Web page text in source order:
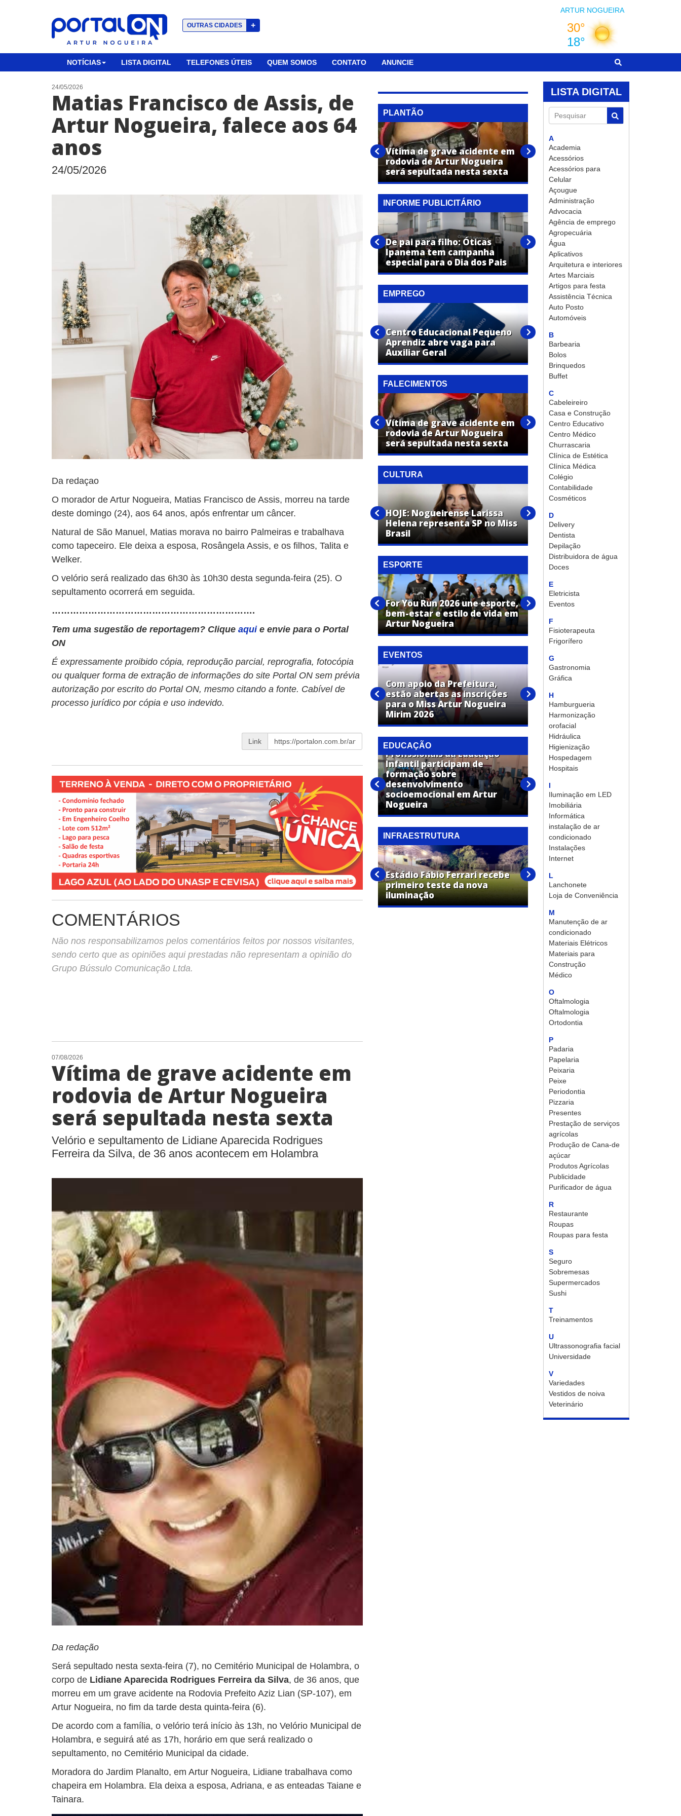
OUTRAS CIDADES +
ARTUR NOGUEIRA
NOTÍCIAS LISTA DIGITAL TELEFONES ÚTEIS QUEM SOMOS CONTATO ANUNCIE
24/05/2026
Matias Francisco de Assis, de
Artur Nogueira, falece aos 64
anos
24/05/2026
Da redaçao
O morador de Artur Nogueira, Matias Francisco de Assis, morreu na tarde
deste domingo (24), aos 64 anos, após enfrentar um câncer.
Natural de São Manuel , Matias morava no bairro Palmeiras e trabalhava
como tapeceiro. Ele deixa a esposa, Rosângela Assis, e os filhos, Talita e
Welker.
O velório será realizado das 6h30 às 10h30 desta segunda-feira (25). O
sepultamento ocorrerá em seguida.
………………………………………………………….
Tem uma sugestão de reportagem? Clique aqui e envie para o Portal
ON
É expressamente proibido cópia, reprodução parcial, reprografia, fotocópia
ou qualquer forma de extração de informações do site Portal ON sem prévia
autorização por escrito do Portal ON, mesmo citando a fonte. Cabível de
processo jurídico por cópia e uso indevido.
Link
COMENTÁRIOS
Não nos responsabilizamos pelos comentários feitos por nossos visitantes,
sendo certo que as opiniões aqui prestadas não representam a opinião do
Grupo Bússulo Comunicação Ltda.
07/08/2026
Vítima de grave acidente em
rodovia de Artur Nogueira
será sepultada nesta sexta
Velório e sepultamento de Lidiane Aparecida Rodrigues
Ferreira da Silva, de 36 anos acontecem em Holambra
Da redação
Será sepultado nesta sexta-feira (7), no Cemitério Municipal de Holambra, o
corpo de Lidiane Aparecida Rodrigues Ferreira da Silva, de 36 anos, que
morreu em um grave acidente na Rodovia Prefeito Aziz Lian (SP-107), em
Artur Nogueira, no fim da tarde desta quinta-feira (6).
De acordo com a família, o velório terá início às 13h, no Velório Municipal de
Holambra, e seguirá até as 17h, horário em que será realizado o
sepultamento, no Cemitério Municipal da cidade.
Moradora do Jardim Planalto, em Artur Nogueira, Lidiane trabalhava como
chapeira em Holambra. Ela deixa a esposa, Adriana, e as enteadas Taiane e
Tainara.
LISTA DIGITAL
Pesquisar
A
Academia
Acessórios
Acessórios para
Celular
Açougue
Administração
Advocacia
Agência de emprego
Agropecuária
Água
Aplicativos
Arquitetura e interiores
Artes Marciais
Artigos para festa
Assistência Técnica
Auto Posto
Automóveis
B
Barbearia
Bolos
Brinquedos
Buffet
C
Cabeleireiro
Casa e Construção
Centro Educativo
Centro Médico
Churrascaria
Clínica de Estética
Clínica Médica
Colégio
Contabilidade
Cosméticos
D
Delivery
Dentista
Depilação
Distribuidora de água
Doces
E
Eletricista
Eventos
F
Fisioterapeuta
Frigorífero
G
Gastronomia
Gráfica
H
Hamburgueria
Harmonização
orofacial
Hidráulica
Higienização
Hospedagem
Hospitais
I
Iluminação em LED
Imobiliária
Informática
instalação de ar
condicionado
Instalações
Internet
L
Lanchonete
Loja de Conveniência
M
Manutenção de ar
condicionado
Materiais Elétricos
Materiais para
Construção
Médico
O
Oftalmologia
Oftalmologia
Ortodontia
P
Padaria
Papelaria
Peixaria
Peixe
Periodontia
Pizzaria
Presentes
Prestação de serviços
agrícolas
Produção de Cana-de
açúcar
Produtos Agrícolas
Publicidade
Purificador de água
R
Restaurante
Roupas
Roupas para festa
S
Seguro
Sobremesas
Supermercados
Sushi
T
Treinamentos
U
Ultrassonografia facial
Universidade
V
Variedades
Vestidos de noiva
Veterinário
PLANTÃO
Vítima de grave acidente em
rodovia de Artur Nogueira
será sepultada nesta sexta
Identificada mulher que
morreu em grave acidente na
SP-107, em Artur Nogueira
INFORME PUBLICITÁRIO
Mais de 30 anos de confiança:
TKN Veículos tem opções para
todos os sonhos e
necessidades
De pai para filho: Óticas
Ipanema tem campanha
especial para o Dia dos Pais
Restaurante Sabor na Mesa é
o destino certo para celebrar
o Dia dos Pais em Artur
Nogueira
EMPREGO
Net Aki abre vaga para
Instalador de Internet
Centro Educacional Pequeno
Aprendiz abre vaga para
Auxiliar Geral
Macofer oferece
oportunidade de emprego em
Artur Nogueira!
FALECIMENTOS
Dimas José Huca, de Artur
Nogueira, falece aos 54 anos
Vítima de grave acidente em
rodovia de Artur Nogueira
será sepultada nesta sexta
Moradora de Artur Nogueira,
Maria Casturina Queiroz
morre aos 68 anos
CULTURA
1º ChamaArtur reúne
capoeiristas de diferentes
Artes
HOJE: Nogueirense Larissa
Helena representa SP no Miss
Brasil
Grupo de Artur Nogueira
conquista 12 premiações em
festival de dança
ESPORTE
Nogueira é prata nos Jogos
Regionais 2026
For You Run 2026 une esporte,
bem-estar e estilo de vida em
Artur Nogueira
Estádio Fábio Ferrari recebe
iluminação
EVENTOS
Com apoio da Prefeitura,
estão abertas as inscrições
para o Miss Artur Nogueira
Mirim 2026
Confira a programação da
Festa em Louvor a São
Vicente de Paula
EDUCAÇÃO
Polícia Civil de Artur Nogueira
promove palestra sobre os
riscos do uso de álcool e
tabaco na adolescência
Profissionais da Educação
Infantil participam de
formação sobre
desenvolvimento
socioemocional em Artur
Nogueira
Profissionais da Educação
recebem capacitação em
primeiros socorros pela Lei
Lucas
INFRAESTRUTURA
Operação Cidade Limpa
encerra cronograma nos
bairros Jardim Carolina e
Estádio Fábio Ferrari recebe
primeiro teste da nova
iluminação
Prefeitura de Artur Nogueira
melhora acesso entre bairros
com obras na Rua Germano
Stein